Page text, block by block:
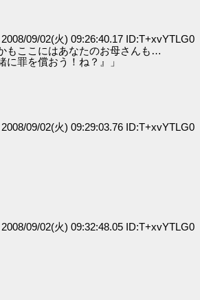
09/02(火) 09:26:40.17 ID:T+xvYTLG0
もここにはあなたのお母さんも…
を償おう！ね？』」
09/02(火) 09:29:03.76 ID:T+xvYTLG0
09/02(火) 09:32:48.05 ID:T+xvYTLG0